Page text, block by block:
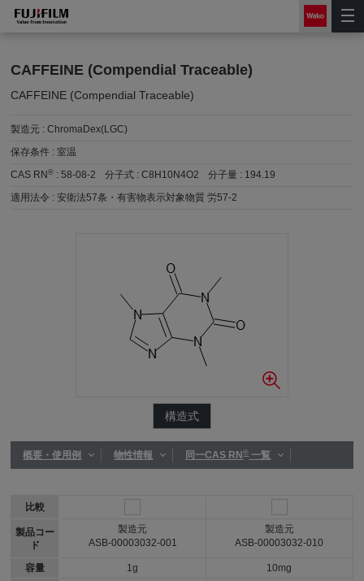
CAFFEINE (Compendial Traceable)
CAFFEINE (Compendial Traceable)
製造元 :ChromaDex(LGC)
保存条件 :室温
CAS RN® :58-08-2 分子式 :C8H10N4O2 分子量 : 194.19
適用法令 :安衛法57条・有害物表示対象物質 労57-2
構造式
概要・使用例 物性情報 同一CAS RN®一覧
比較
製品コー
ド
容量
製造元
ASB-00003032-001
1g
製造元
ASB-00003032-010
10mg